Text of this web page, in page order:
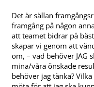
Det är sällan
framgång på någon
att teamet bidrar på
skapar vi genom att
om, – vad behöver JAG
mina/våra önskade
behöver jag tänka?